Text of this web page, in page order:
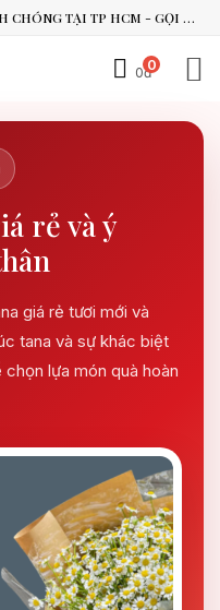
ĐẶT HOA ONLINE - GIAO HÀNG NHANH CHÓNG TẠI TP HCM - GỌI NGAY 0938.494.119 HOẶC 0899.492.909
0
0đ
rẻ và ý
giá rẻ tươi mới và
tana và sự khác biệt
lựa món quà hoàn
hồi sớm.